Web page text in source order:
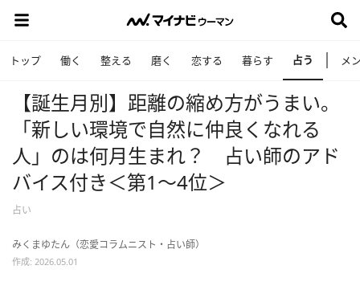
トップ 働く 整える 磨く 恋する 暮らす 占う メ
【誕生月別】距離の縮め方がうまい。
「新しい環境で自然に仲良くなれる
人」のは何月生まれ？ 占い師のアド
バイス付き＜第1～4位＞
占い
みくまゆたん（恋愛コラムニスト・占い師）
作成: 2026.05.01